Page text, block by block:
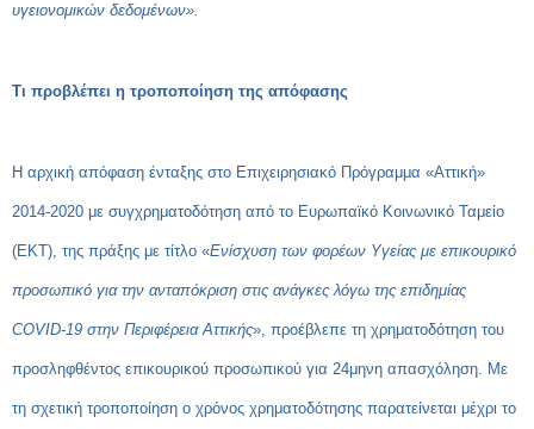
υγειονομικών δεδομένων».
Τι προβλέπει η τροποποίηση της απόφασης
Η αρχική απόφαση ένταξης στο Επιχειρησιακό Πρόγραμμα «Αττική»
2014-2020 με συγχρηματοδότηση από το Ευρωπαϊκό Κοινωνικό Ταμείο
(ΕΚΤ), της πράξης με τίτλο «Ενίσχυση των φορέων Υγείας με επικουρικό
προσωπικό για την ανταπόκριση στις ανάγκες λόγω της επιδημίας
COVID-19 στην Περιφέρεια Αττικής», προέβλεπε τη χρηματοδότηση του
προσληφθέντος επικουρικού προσωπικού για 24μηνη απασχόληση. Με
τη σχετική τροποποίηση ο χρόνος χρηματοδότησης παρατείνεται μέχρι το